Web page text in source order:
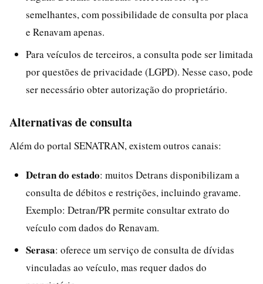
semelhantes, com possibilidade de consulta por placa
e Renavam apenas.
Para veículos de terceiros, a consulta pode ser limitada
por questões de privacidade (LGPD). Nesse caso, pode
ser necessário obter autorização do proprietário.
Alternativas de consulta
Além do portal SENATRAN, existem outros canais:
Detran do estado: muitos Detrans disponibilizam a
consulta de débitos e restrições, incluindo gravame.
Exemplo: Detran/PR permite consultar extrato do
veículo com dados do Renavam.
Serasa: oferece um serviço de consulta de dívidas
vinculadas ao veículo, mas requer dados do